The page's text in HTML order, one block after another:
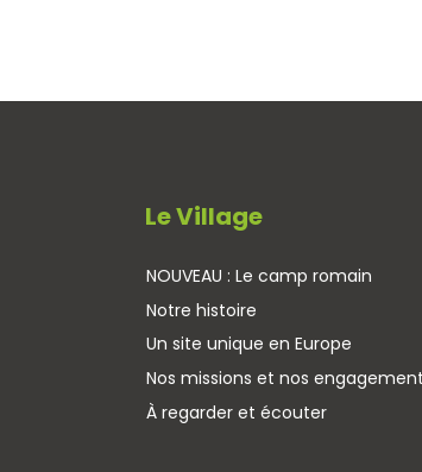
Le Village
NOUVEAU : Le camp romain
Notre histoire
Un site unique en Europe
Nos missions et nos
À regarder et écouter